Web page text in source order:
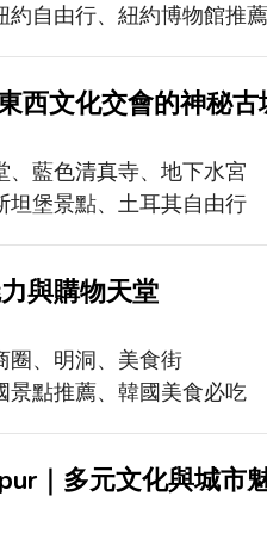
約自由行、紐約博物館推
東西文化交會的神秘古
、藍色清真寺、地下水宮
坦堡景點、土耳其自由行
與購物天堂
圈、明洞、美食街
景點推薦、韓國美食必吃
｜多元文化與城市